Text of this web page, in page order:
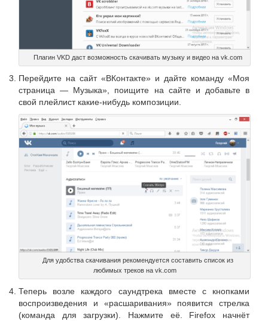
Плагин VKD даст возможность скачивать музыку и видео на vk.com
Перейдите на сайт «ВКонтакте» и дайте команду «Моя
страница — Музыка», поищите на сайте и добавьте в
свой плейлист какие-нибудь композиции.
Для удобства скачивания рекомендуется составить список из
любимых треков на vk.com
Теперь возле каждого саундтрека вместе с кнопками
воспроизведения и «расшаривания» появится стрелка
(команда для загрузки). Нажмите её. Firefox начнёт